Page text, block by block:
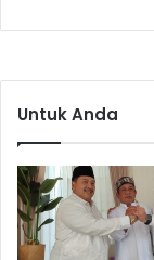
Untuk Anda